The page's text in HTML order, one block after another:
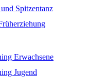
Spitzentanz
Erwachsene
Jugend